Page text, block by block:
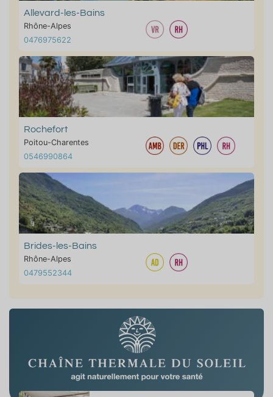
Allevard-les-Bains
Rhône-Alpes
0476975622
Rochefort
Poitou-Charentes
0546990864
Brides-les-Bains
Rhône-Alpes
0479552344